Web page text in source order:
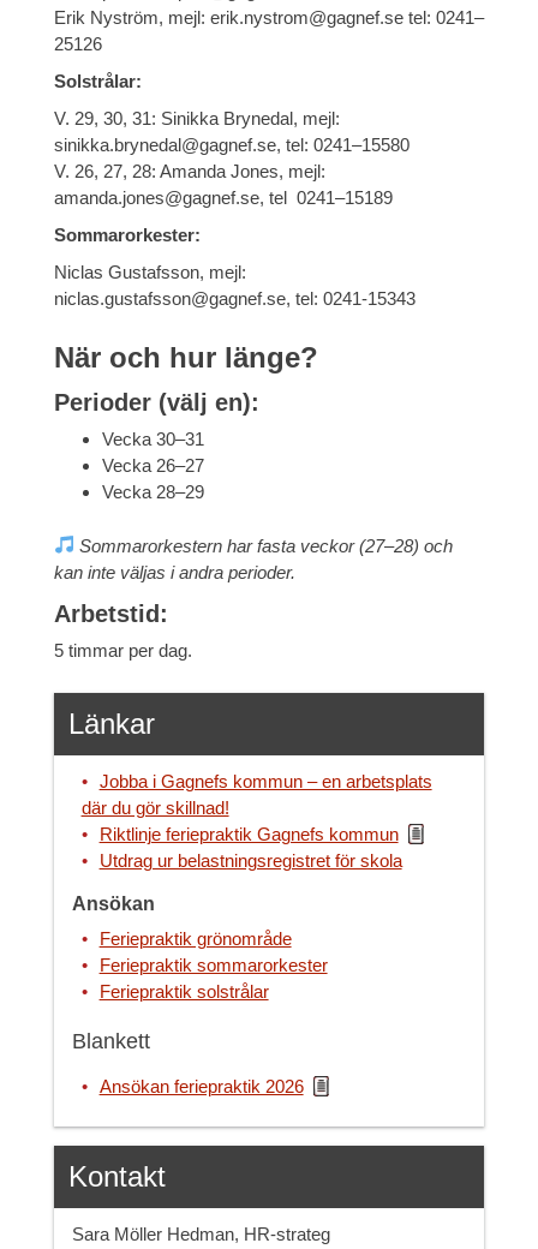
Erik Nyström, mejl: erik.nystrom@gagnef.se tel: 0241–
25126
Solstrålar:
V. 29, 30, 31: Sinikka Brynedal, mejl:
sinikka.brynedal@gagnef.se, tel: 0241–15580
V. 26, 27, 28: Amanda Jones, mejl:
amanda.jones@gagnef.se, tel 0241–15189
Sommarorkester:
Niclas Gustafsson, mejl:
niclas.gustafsson@gagnef.se, tel: 0241-15343
När och hur länge?
Perioder (välj en):
Vecka 30–31
Vecka 26–27
Vecka 28–29
Sommarorkestern har fasta veckor (27–28) och
kan inte väljas i andra perioder.
Arbetstid:
5 timmar per dag.
Länkar
Jobba i Gagnefs kommun – en arbetsplats
där du gör skillnad!
Riktlinje feriepraktik Gagnefs kommun
Utdrag ur belastningsregistret för skola
Ansökan
Feriepraktik grönområde
Feriepraktik sommarorkester
Feriepraktik solstrålar
Blankett
Ansökan feriepraktik 2026
Kontakt
Sara Möller Hedman, HR-strateg